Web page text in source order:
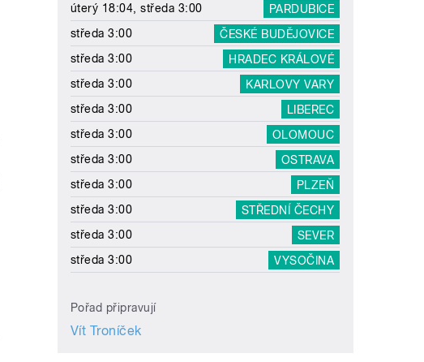
úterý 18:04, středa 3:00
PARDUBICE
středa 3:00
ČESKÉ BUDĚJOVICE
středa 3:00
HRADEC KRÁLOVÉ
středa 3:00
KARLOVY VARY
středa 3:00
LIBEREC
středa 3:00
OLOMOUC
středa 3:00
OSTRAVA
středa 3:00
PLZEŇ
středa 3:00
STŘEDNÍ ČECHY
středa 3:00
SEVER
středa 3:00
VYSOČINA
Pořad připravují
Vít Troníček